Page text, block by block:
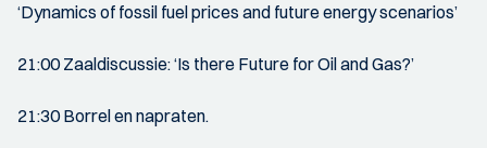
‘Dynamics of fossil fuel prices and future energy scenarios’
21:00 Zaaldiscussie: ‘Is there Future for Oil and Gas?’
21:30 Borrel en napraten.